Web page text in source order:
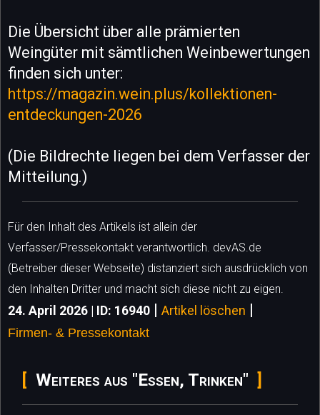
Die Übersicht über alle prämierten
Weingüter mit sämtlichen Weinbewertungen
finden sich unter:
https://magazin.wein.plus/kollektionen-
entdeckungen-2026
(Die Bildrechte liegen bei dem Verfasser der
Mitteilung.)
Für den Inhalt des Artikels ist allein der
Verfasser/Pressekontakt verantwortlich. devAS.de
(Betreiber dieser Webseite) distanziert sich ausdrücklich von
den Inhalten Dritter und macht sich diese nicht zu eigen.
24. April 2026 | ID: 16940 | Artikel löschen |
Firmen- & Pressekontakt
Weiteres aus "Essen, Trinken"